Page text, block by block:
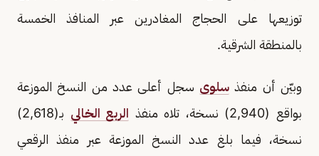
توزيعها على الحجاج المغادرين عبر المنافذ الخمسة
بالمنطقة الشرقية.
وبيّن أن منفذ سلوى سجل أعلى عدد من النسخ الموزعة
بواقع (2,940) نسخة، تلاه منفذ
الربع الخالي
بـ(2,618)
نسخة، فيما بلغ عدد النسخ الموزعة عبر منفذ الرقعي